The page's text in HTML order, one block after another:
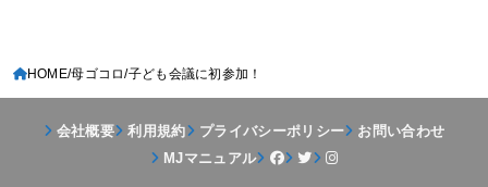
HOME 母ゴコロ 子ども会議に初参加！
会社概要 利用規約 プライバシーポリシー
お問い合わせ
MJマニュアル